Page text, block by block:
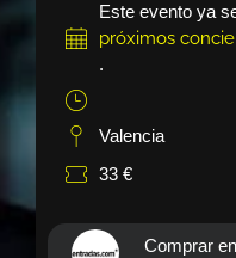
Este evento ya
próximos
.
Valencia
33 €
Comprar